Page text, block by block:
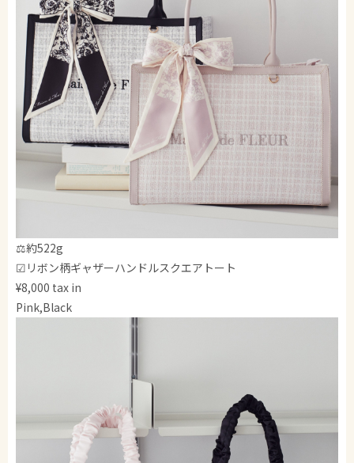
⚖️約522g
☑リボン柄ギャザーハンドルスクエアトート
¥8,000 tax in
Pink,Black